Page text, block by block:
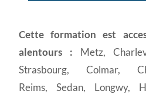
Cette formation est
alentours : Metz,
Strasbourg, Colmar,
Reims, Sedan, Longwy,